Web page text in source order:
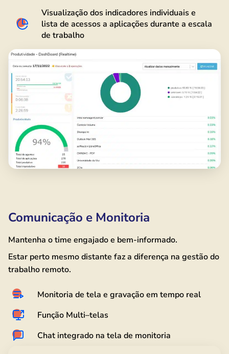
Visualização dos indicadores individuais e
lista de acessos a aplicações durante a escala
de trabalho
Comunicação e Monitoria
Mantenha o time engajado e bem-informado.
Estar perto mesmo distante faz a diferença na gestão do
trabalho remoto.
Monitoria de tela e gravação em tempo real
Função Multi–telas
Chat integrado na tela de monitoria